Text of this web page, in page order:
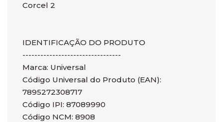
Corcel 2
IDENTIFICAÇÃO DO PRODUTO
---------------------------------
Marca: Universal
Código Universal do Produto (EAN):
7895272308717
Código IPI: 87089990
Código NCM: 8908